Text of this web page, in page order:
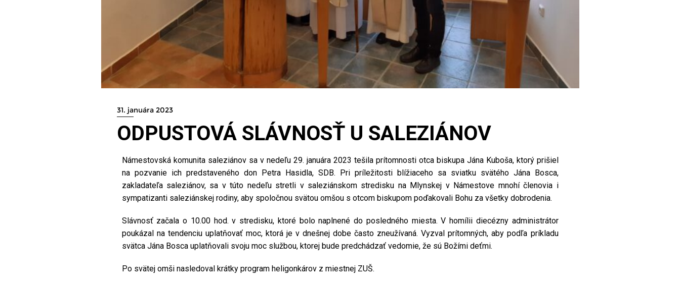
31. januára 2023
ODPUSTOVÁ SLÁVNOSŤ U SALEZIÁNOV
Námestovská komunita saleziánov sa v nedeľu 29. januára 2023 tešila prítomnosti otca biskupa Jána Kuboša, ktorý prišiel
na pozvanie ich predstaveného don Petra Hasidla, SDB. Pri príležitosti blížiaceho sa sviatku svätého Jána Bosca,
zakladateľa saleziánov, sa v túto nedeľu stretli v saleziánskom stredisku na Mlynskej v Námestove mnohí členovia i
sympatizanti saleziánskej rodiny, aby spoločnou svätou omšou s otcom biskupom poďakovali Bohu za všetky dobrodenia.
Slávnosť začala o 10.00 hod. v stredisku, ktoré bolo naplnené do posledného miesta. V homílii diecézny administrátor
poukázal na tendenciu uplatňovať moc, ktorá je v dnešnej dobe často zneužívaná. Vyzval prítomných, aby podľa príkladu
svätca Jána Bosca uplatňovali svoju moc službou, ktorej bude predchádzať vedomie, že sú Božími deťmi.
Po svätej omši nasledoval krátky program heligonkárov z miestnej ZUŠ.